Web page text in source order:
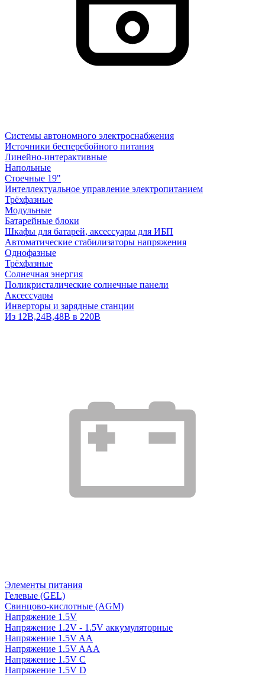
Системы автономного электроснабжения
Источники бесперебойного питания
Линейно-интерактивные
Напольные
Стоечные 19"
Интеллектуальное управление электропитанием
Трёхфазные
Модульные
Батарейные блоки
Шкафы для батарей, аксессуары для ИБП
Автоматические стабилизаторы напряжения
Однофазные
Трёхфазные
Солнечная энергия
Поликристалические солнечные панели
Аксессуары
Инверторы и зарядные станции
Из 12В,24В,48В в 220В
Элементы питания
Гелевые (GEL)
Свинцово-кислотные (AGM)
Напряжение 1.5V
Напряжение 1.2V - 1.5V аккумуляторные
Напряжение 1.5V AA
Напряжение 1.5V AAA
Напряжение 1.5V C
Напряжение 1.5V D